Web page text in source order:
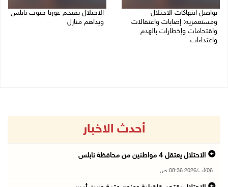
تواصل انتهاكات الاحتلال
ومستعمريه: إصابات واعتقالات
واقتحامات وإخطارات بالهدم
واعتداءات
الاحتلال يقتحم عورتا جنوب نابلس
ويداهم منازل
أحدث الاخبار
الاحتلال يعتقل 4 مواطنين من محافظة نابلس
06/آب/2026 08:36 ص